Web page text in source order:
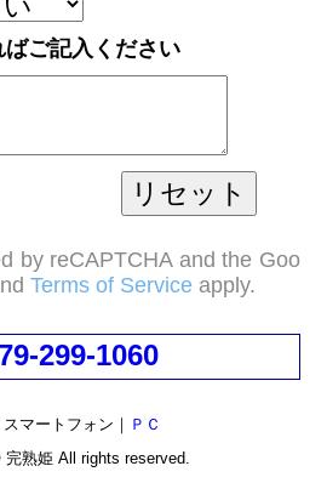
ご記入ください
by reCAPTCHA and the Goo
Terms of Service apply.
299-1060
マートフォン｜ ＰＣ
完熟姫 All rights reserved.